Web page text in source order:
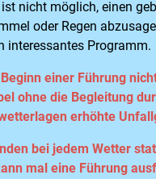
nicht möglich, einen
oder Regen
interessantes Programm.
einer Führung
ohne die Begleitung
erhöhte
bei jedem Wetter
mal eine Führung